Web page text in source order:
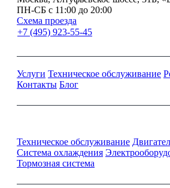
ПН-СБ с 11:00 до 20:00
Схема проезда
+7 (495) 923-55-45
Услуги Техническое обслуживание
Контакты Блог
Техническое обслуживание
Система охлаждения
Тормозная система